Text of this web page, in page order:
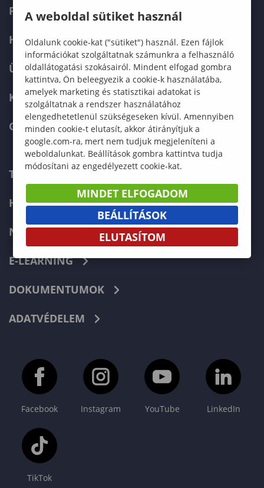
FELVÉTELIZŐKNEK
HALLGATÓKNAK
ÜZLETI PARTNEREKNEK
KARRIER
GREEN UNIVERSITY
TELEFONKÖNYV
HIBABEJELENTÉS
NEPTUN
E-LEARNING
DOKUMENTUMOK
ADATVÉDELEM
Facebook Instagram YouTube LinkedIn
TikTok
A weboldal sütiket használ
Oldalunk cookie-kat ("sütiket") használ. Ezen fájlok
információkat szolgáltatnak számunkra a felhasználó
oldallátogatási szokásairól. Mindent elfogad gombra
kattintva, Ön beleegyezik a cookie-k használatába,
amelyek marketing és statisztikai adatokat is
szolgáltatnak a rendszer használatához
elengedhetetlenül szükségeseken kívül. Amennyiben
minden cookie-t elutasít, akkor átirányítjuk a
google.com-ra, mert nem tudjuk megjeleníteni a
weboldalunkat. Beállítások gombra kattintva tudja
módosítani az engedélyezett cookie-kat.
MINDET ELFOGADOM
BEÁLLÍTÁSOK
ELUTASÍTOM